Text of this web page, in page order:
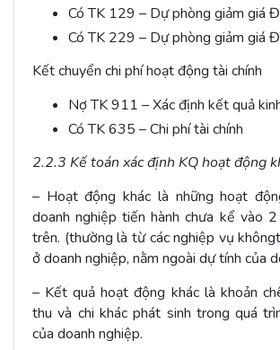
Có TK 129 – Dự phòng giảm giá
Có TK 229 – Dự phòng giảm giá
Kết chuyển chi phí hoạt động tài chính
Nợ TK 911 – Xác định kết quả
Có TK 635 – Chi phí tài chính
2.2.3 Kế toán xác định KQ hoạt động
– Hoạt động khác là những hoạt
doanh nghiệp tiến hành chưa kể vào
trên. (thường là từ các nghiệp vụ
ở doanh nghiệp, nằm ngoài dự tính của
– Kết quả hoạt động khác là khoản
thu và chi khác phát sinh trong quá
của doanh nghiệp.